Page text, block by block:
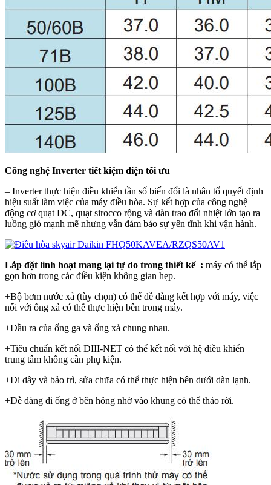
Công nghệ Inverter tiết kiệm điện tối ưu
– Inverter thực hiện điều khiển tần số biến đổi là nhân tố quyết định
hiệu suất làm việc của máy điều hòa. Sự kết hợp của công nghệ
động cơ quạt DC, quạt sirocco rộng và dàn trao đổi nhiệt lớn tạo ra
luồng gió mạnh mẽ nhưng vẫn đảm bảo sự yên tĩnh khi vận hành.
Lắp đặt linh hoạt mang lại tự do trong thiết kế : máy có thể lắp
gọn hơn trong các điều kiện không gian hẹp.
+Bộ bơm nước xả (tùy chọn) có thể dễ dàng kết hợp với máy, việc
nối với ống xả có thể thực hiện bên trong máy.
+Đầu ra của ống ga và ống xả chung nhau.
+Tiêu chuẩn kết nối DIII-NET có thể kết nối với hệ điều khiển
trung tâm không cần phụ kiện.
+Đi dây và bảo trì, sửa chữa có thể thực hiện bên dưới dàn lạnh.
+Dễ dàng đi ống ở bên hông nhờ vào khung có thể tháo rời.